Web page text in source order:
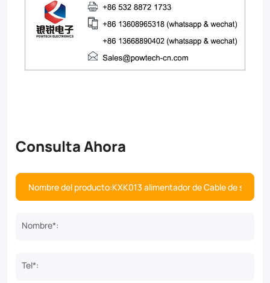
Consulta Ahora
Nombre*:
Tel*: